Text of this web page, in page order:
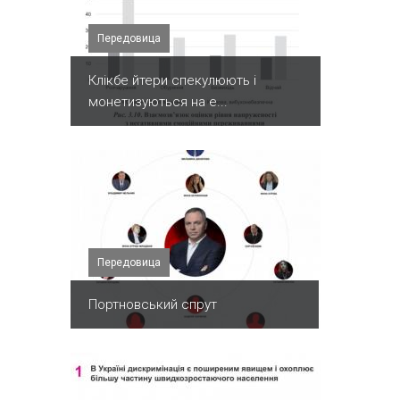
Передовица
Клікбе йтери спекулюють і
монетизуються на е...
Передовица
Портновський спрут